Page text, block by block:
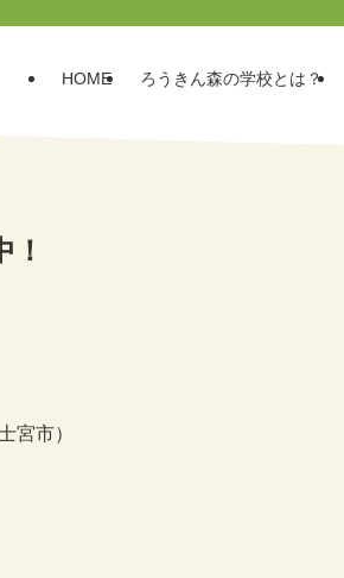
HOME ろうきん森の学校とは？
宮市）